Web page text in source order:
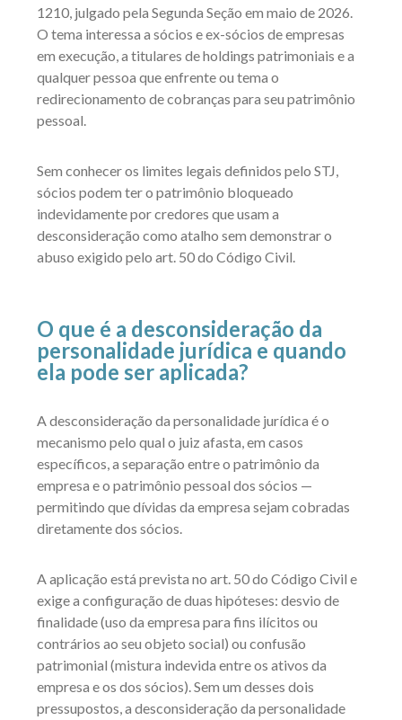
1210, julgado pela Segunda Seção em maio de 2026.
O tema interessa a sócios e ex-sócios de empresas
em execução, a titulares de holdings patrimoniais e a
qualquer pessoa que enfrente ou tema o
redirecionamento de cobranças para seu patrimônio
pessoal.
Sem conhecer os limites legais definidos pelo STJ,
sócios podem ter o patrimônio bloqueado
indevidamente por credores que usam a
desconsideração como atalho sem demonstrar o
abuso exigido pelo art. 50 do Código Civil.
O que é a desconsideração da
personalidade jurídica e quando
ela pode ser aplicada?
A desconsideração da personalidade jurídica é o
mecanismo pelo qual o juiz afasta, em casos
específicos, a separação entre o patrimônio da
empresa e o patrimônio pessoal dos sócios —
permitindo que dívidas da empresa sejam cobradas
diretamente dos sócios.
A aplicação está prevista no art. 50 do Código Civil e
exige a configuração de duas hipóteses: desvio de
finalidade (uso da empresa para fins ilícitos ou
contrários ao seu objeto social) ou confusão
patrimonial (mistura indevida entre os ativos da
empresa e os dos sócios). Sem um desses dois
pressupostos, a desconsideração da personalidade